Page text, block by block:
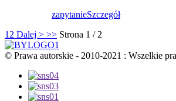
zapytanieSzczegół
1 2 Dalej > >> Strona 1 / 2
© Prawa autorskie - 2010-2021 : Wszelkie